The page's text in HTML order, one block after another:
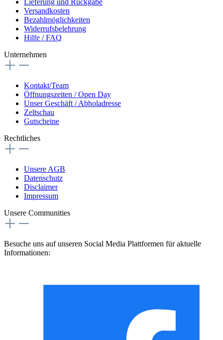
Lieferung und Rückgabe
Versandkosten
Bezahlmöglichkeiten
Widerrufsbelehrung
Hilfe / FAQ
Unternehmen
Kontakt/Team
Öffnungszeiten / Open Day
Unser Geschäft / Abholadresse
Zeltschau
Gutscheine
Rechtliches
Unsere AGB
Datenschutz
Disclaimer
Impressum
Unsere Communities
Besuche uns auf unseren Social Media Plattformen für aktuelle
Informationen: